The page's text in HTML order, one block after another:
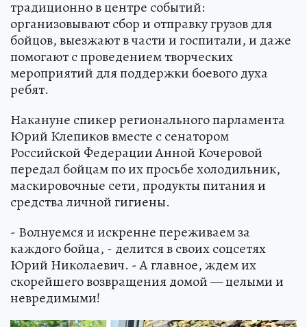
традиционно в центре событий:
организовывают сбор и отправку грузов для
бойцов, выезжают в части и госпитали, и даже
помогают с проведением творческих
мероприятий для поддержки боевого духа
ребят.
Накануне спикер регионального парламента
Юрий Клепиков вместе с сенатором
Российской Федерации Анной Кочеровой
передал бойцам по их просьбе холодильник,
маскировочные сети, продукты питания и
средства личной гигиены.
- Волнуемся и искренне переживаем за
каждого бойца, - делится в своих соцсетях
Юрий Николаевич. - А главное, ждем их
скорейшего возвращения домой — целыми и
невредимыми!